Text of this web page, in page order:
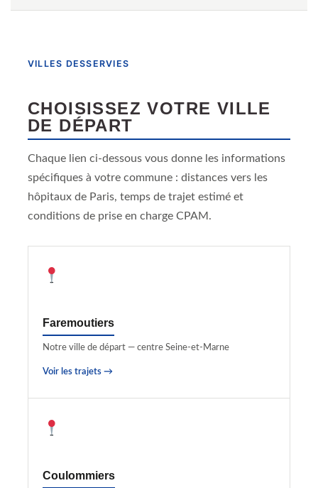
VILLES DESSERVIES
CHOISISSEZ VOTRE VILLE
DE DÉPART
Chaque lien ci-dessous vous donne les informations
spécifiques à votre commune : distances vers les
hôpitaux de Paris, temps de trajet estimé et
conditions de prise en charge CPAM.
Faremoutiers
Notre ville de départ — centre Seine-et-Marne
Voir les trajets →
Coulommiers